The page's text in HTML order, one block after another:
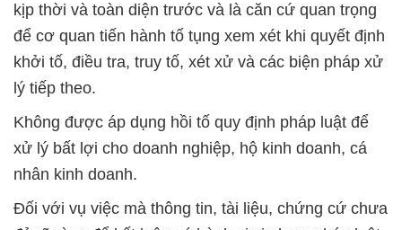
kịp thời và toàn diện trước và là căn cứ quan trọng
để cơ quan tiến hành tố tụng xem xét khi quyết định
khởi tố, điều tra, truy tố, xét xử và các biện pháp xử
lý tiếp theo.
Không được áp dụng hồi tố quy định pháp luật để
xử lý bất lợi cho doanh nghiệp, hộ kinh doanh, cá
nhân kinh doanh.
Đối với vụ việc mà thông tin, tài liệu, chứng cứ chưa